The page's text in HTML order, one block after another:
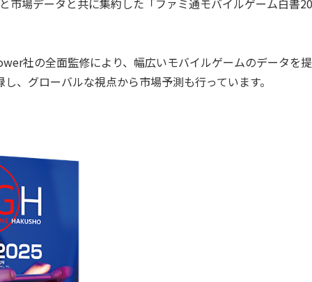
場データと共に集約した「ファミ通モバイルゲーム白書
社の全面監修により、幅広いモバイルゲームのデータを
、グローバルな視点から市場予測も行っています。